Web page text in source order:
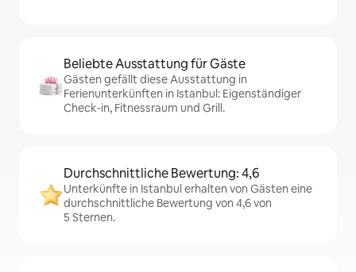
Beliebte Ausstattung für Gäste
Gästen gefällt diese Ausstattung in
Ferienunterkünften in Istanbul: Eigenständiger
Check-in, Fitnessraum und Grill.
Durchschnittliche Bewertung: 4,6
Unterkünfte in Istanbul erhalten von Gästen eine
durchschnittliche Bewertung von 4,6 von
5 Sternen.